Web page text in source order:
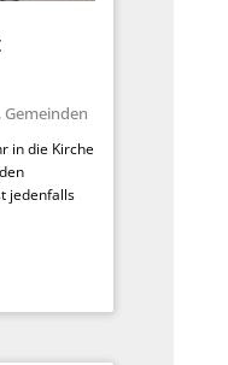
, Gemeinden
in die Kirche
jedenfalls